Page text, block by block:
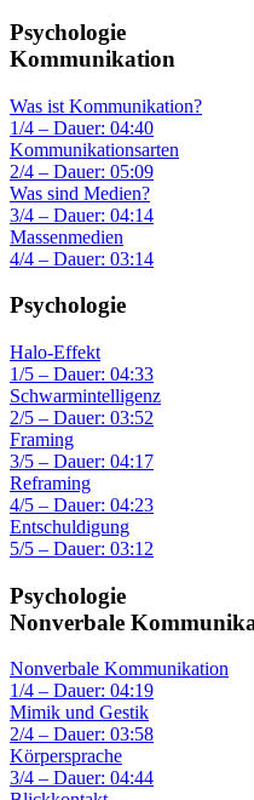
Psychologie
Kommunikation
Was ist Kommunikation?
1/4 – Dauer: 04:40
Kommunikationsarten
2/4 – Dauer: 05:09
Was sind Medien?
3/4 – Dauer: 04:14
Massenmedien
4/4 – Dauer: 03:14
Psychologie
Halo-Effekt
1/5 – Dauer: 04:33
Schwarmintelligenz
2/5 – Dauer: 03:52
Framing
3/5 – Dauer: 04:17
Reframing
4/5 – Dauer: 04:23
Entschuldigung
5/5 – Dauer: 03:12
Psychologie
Nonverbale
Nonverbale Kommunikation
1/4 – Dauer: 04:19
Mimik und Gestik
2/4 – Dauer: 03:58
Körpersprache
3/4 – Dauer: 04:44